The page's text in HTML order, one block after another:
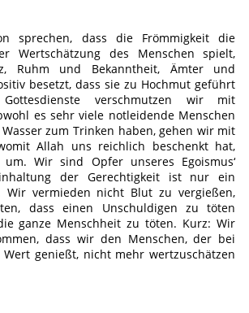
sprechen, dass die Frömmigkeit die
Wertschätzung des Menschen spielt,
Ruhm und Bekanntheit, Ämter und
besetzt, dass sie zu Hochmut geführt
verschmutzen wir mit
es sehr viele notleidende Menschen
zum Trinken haben, gehen wir mit
Allah uns reichlich beschenkt hat,
um. Wir sind Opfer unseres Egoismus‘
der Gerechtigkeit ist nur ein
Wir vermieden nicht Blut zu vergießen,
dass einen Unschuldigen zu töten
ganze Menschheit zu töten. Kurz: Wir
dass wir den Menschen, der bei
genießt, nicht mehr wertzuschätzen